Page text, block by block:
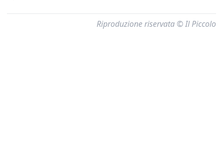
Riproduzione riservata © Il Piccolo